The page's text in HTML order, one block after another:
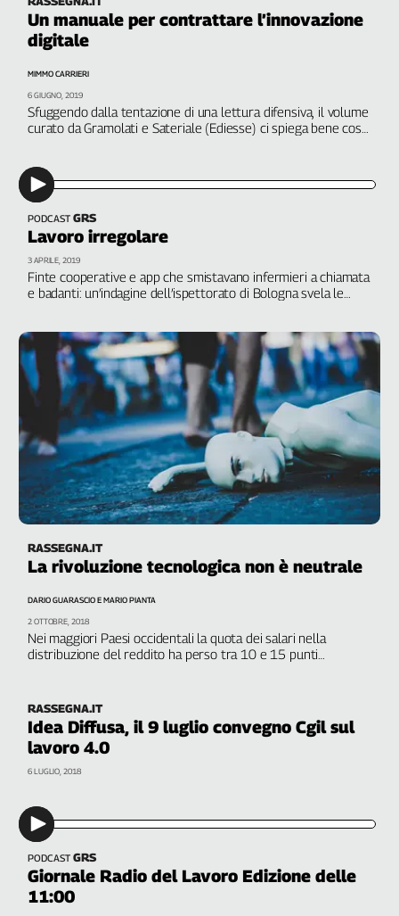
Collettiva
Talk
settimana
Collettiva
Girasoli
Linea
Economica
Tech
Easy
Inserti
Idea
Diffusa
InFlai
Le
trasmissioni
tv
Progress
nel
Lavoro
Abruzzo-
Molise
Adige
Basilicata
Calabria
Campania
Romagna
Friuli
Venezia
Giulia
Lazio
Un manuale per contrattare l’innovazione
digitale
Sfuggendo dalla tentazione di una lettura difensiva, il volume
curato da Gramolati e Sateriale (Ediesse) ci spiega bene cosa
MIMMO CARRIERI
6 GIUGNO, 2019
PODCAST GRS
Lavoro irregolare
Finte cooperative e app che smistavano infermieri a chiamata
e badanti: un’indagine dell’ispettorato di Bologna svela le
3 APRILE, 2019
RASSEGNA.IT
La rivoluzione tecnologica non è neutrale
Nei maggiori Paesi occidentali la quota dei salari nella
distribuzione del reddito ha perso tra 10 e 15 punti
diversi meccanismi
DARIO GUARASCIO E MARIO PIANTA
2 OTTOBRE, 2018
RASSEGNA.IT
Idea Diffusa, il 9 luglio convegno Cgil sul
lavoro 4.0
6 LUGLIO, 2018
PODCAST GRS
Giornale Radio del Lavoro Edizione delle
11:00